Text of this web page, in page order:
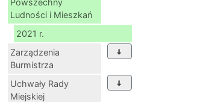
Ludności i Mieszkań
2021 r.
Zarządzenia
Burmistrza
Uchwały Rady
Miejskiej